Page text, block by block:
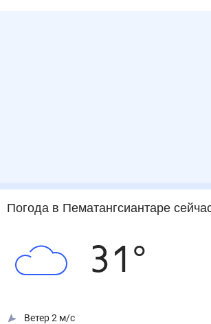
Погода в Пематангсиантаресейчас
31 °
Ветер 2 м/с